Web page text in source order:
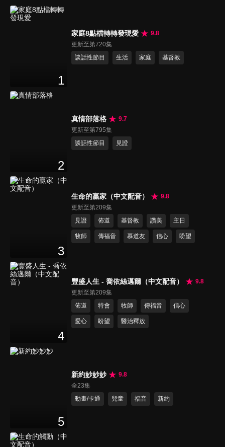
1
家庭8點檔轉轉發現愛
9.8
更新至第720集
談話性節目
生活 家庭 基督教
2
真情部落格
9.7
更新至第795集
談話性節目
見證
3
生命的贏家（中文配音）
9.8
更新至第209集
見證
佈道 基督教 讚美 主日
牧師 傳福音 慕道友 信心 盼望
4
豐盛人生 - 喬依絲邁爾（中文配音）
9.8
更新至第209集
佈道
特會 牧師 傳福音 信心
愛心 盼望 醫治釋放
5
新約妙妙妙
9.8
全23集
動畫/卡通
兒童 福音 新約